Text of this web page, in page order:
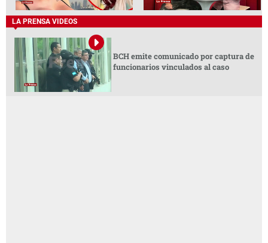
LA PRENSA VIDEOS
BCH emite comunicado por captura de
funcionarios vinculados al caso